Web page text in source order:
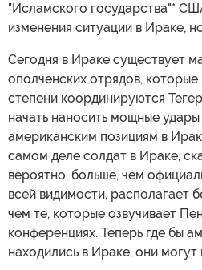
"Исламского государства"*
изменения ситуации в Ираке,
Сегодня в Ираке существует
ополченских отрядов,
степени координируются
начать наносить мощные
американским позициям в
самом деле солдат в Ираке,
вероятно, больше, чем
всей видимости, располагает
чем те, которые озвучивает
конференциях. Теперь где бы
находились в Ираке, они могут